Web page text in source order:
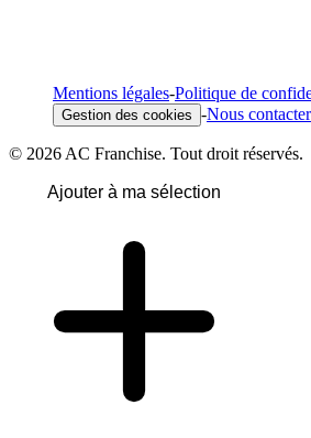
Mentions légales-Politique de
Gestion des cookies -Nous contacter
© 2026 AC Franchise. Tout droit réservés.
Ajouter à ma sélection